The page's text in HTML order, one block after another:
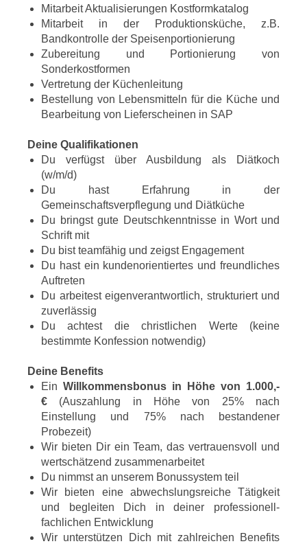
Mitarbeit Aktualisierungen Kostformkatalog
Mitarbeit in der Produktionsküche, z.B.
Bandkontrolle der Speisenportionierung
Zubereitung und Portionierung von
Sonderkostformen
Vertretung der Küchenleitung
Bestellung von Lebensmitteln für die Küche und
Bearbeitung von Lieferscheinen in SAP
Deine Qualifikationen
Du verfügst über Ausbildung als Diätkoch
(w/m/d)
Du hast Erfahrung in der
Gemeinschaftsverpflegung und Diätküche
Du bringst gute Deutschkenntnisse in Wort und
Schrift mit
Du bist teamfähig und zeigst Engagement
Du hast ein kundenorientiertes und freundliches
Auftreten
Du arbeitest eigenverantwortlich, strukturiert und
zuverlässig
Du achtest die christlichen Werte (keine
bestimmte Konfession notwendig)
Deine Benefits
Ein Willkommensbonus in Höhe von 1.000,-
€ (Auszahlung in Höhe von 25% nach
Einstellung und 75% nach bestandener
Probezeit)
Wir bieten Dir ein Team, das vertrauensvoll und
wertschätzend zusammenarbeitet
Du nimmst an unserem Bonussystem teil
Wir bieten eine abwechslungsreiche Tätigkeit
und begleiten Dich in deiner professionell-
fachlichen Entwicklung
Wir unterstützen Dich mit zahlreichen Benefits